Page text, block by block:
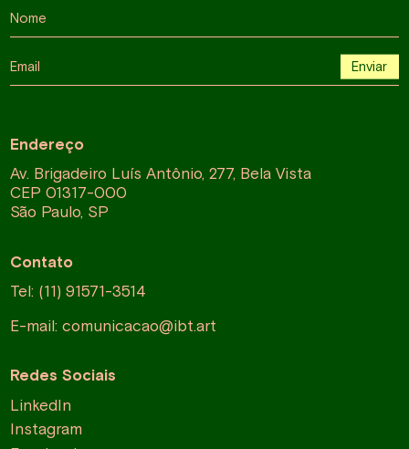
Endereço
Av. Brigadeiro Luís Antônio, 277, Bela Vista
CEP 01317-000
São Paulo, SP
Contato
Tel: (11) 91571-3514
E-mail: comunicacao@ibt.art
Nome
Email Enviar
Redes Sociais
LinkedIn
Instagram